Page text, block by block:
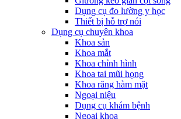
Dụng cụ đo lường y học
Thiết bị hỗ trợ nói
Dụng cụ chuyên khoa
Khoa sản
Khoa mắt
Khoa chỉnh hình
Khoa tai mũi họng
Khoa răng hàm mặt
Ngoại niệu
Dụng cụ khám bệnh
Ngoại khoa